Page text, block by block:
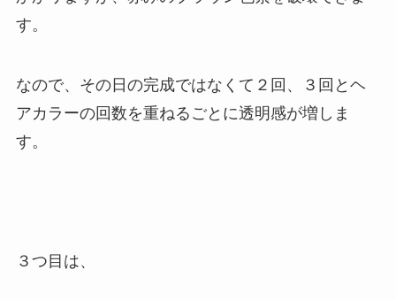
す。
なので、その日の完成ではなくて２回、３回とヘ
アカラーの回数を重ねるごとに透明感が増しま
す。
３つ目は、